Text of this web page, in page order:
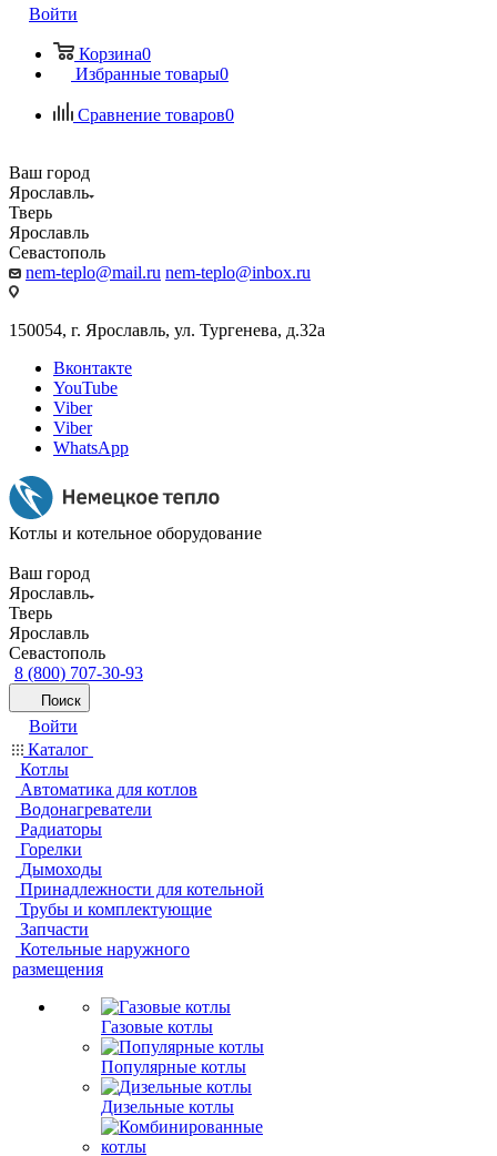
Войти
Корзина0
Избранные товары0
Сравнение товаров0
Ваш город
Ярославль
Тверь
Ярославль
Севастополь
nem-teplo@mail.ru nem-teplo@inbox.ru
150054, г. Ярославль, ул. Тургенева, д.32а
Вконтакте
YouTube
Viber
Viber
WhatsApp
Котлы и котельное оборудование
Ваш город
Ярославль
Тверь
Ярославль
Севастополь
8 (800) 707-30-93
Поиск
Войти
Каталог
Котлы
Автоматика для котлов
Водонагреватели
Радиаторы
Горелки
Дымоходы
Принадлежности для котельной
Трубы и комплектующие
Запчасти
Котельные наружного
размещения
Газовые котлы
Популярные котлы
Дизельные котлы